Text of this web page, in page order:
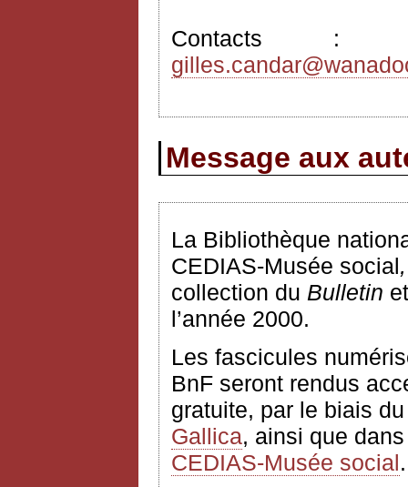
Contacts
Message aux
La Bibliothèque
CEDIAS-Musée social,
collection du Bulletin
l’année 2000.
Les fascicules
BnF seront rendus
gratuite, par le biais
Gallica, ainsi que
CEDIAS-Musée social.